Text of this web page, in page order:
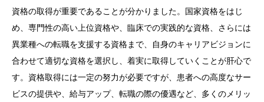
資格の取得が重要であることが分かりました。国家資格をはじ
め、専門性の高い上位資格や、臨床での実践的な資格、さらには
異業種への転職を支援する資格まで、自身のキャリアビジョンに
合わせて適切な資格を選択し、着実に取得していくことが肝心で
す。資格取得には一定の努力が必要ですが、患者への高度なサー
ビスの提供や、給与アップ、転職の際の優遇など、多くのメリッ